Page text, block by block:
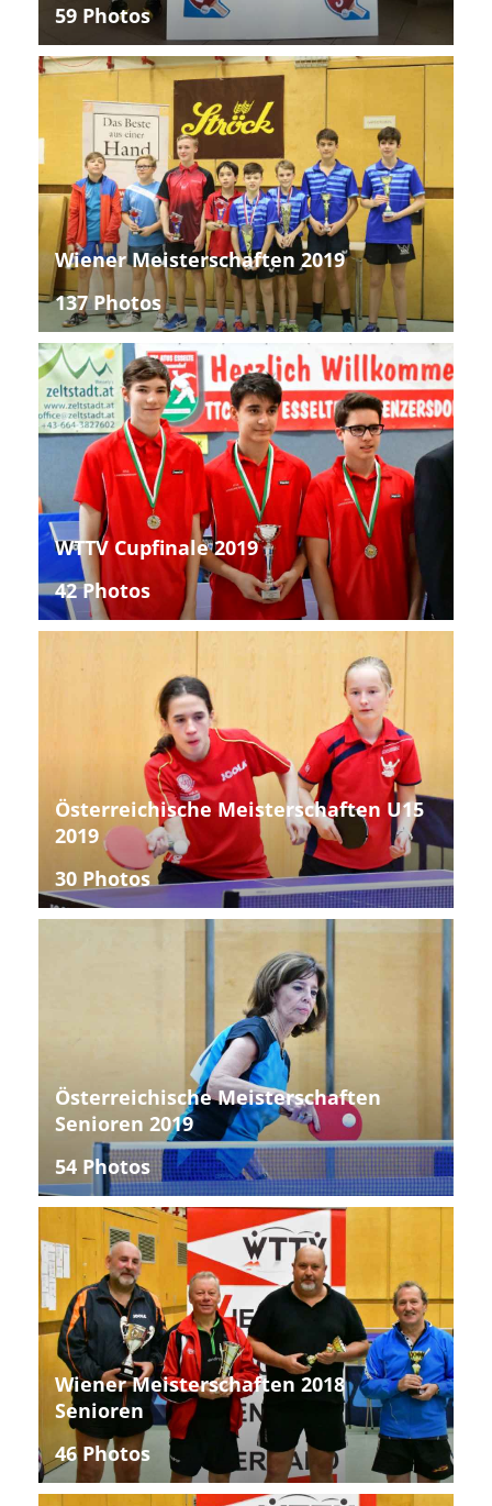
59 Photos
Wiener Meisterschaften 2019
137 Photos
WTTV Cupfinale 2019
42 Photos
Österreichische Meisterschaften U15
2019
30 Photos
Österreichische Meisterschaften
Senioren 2019
54 Photos
Wiener Meisterschaften 2018
Senioren
46 Photos